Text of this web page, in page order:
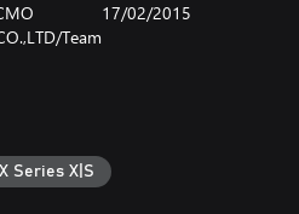
Team
17/02/2015
Series X|S